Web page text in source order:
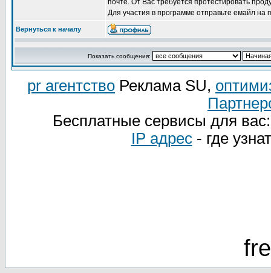
почте. От Вас требуется протестировать
Для участия в программе отправьте емайл на
Вернуться к началу
Показать сообщения:
pr агентство Реклама SU,
Бесплатные сервисы для
IP адрес- где